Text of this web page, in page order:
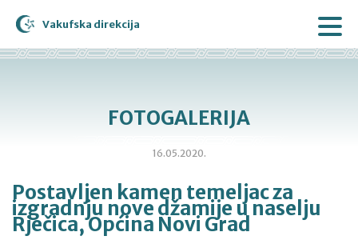
Vakufska direkcija
FOTOGALERIJA
16.05.2020.
Postavljen kamen temeljac za
izgradnju nove džamije u naselju
Rječica, Općina Novi Grad